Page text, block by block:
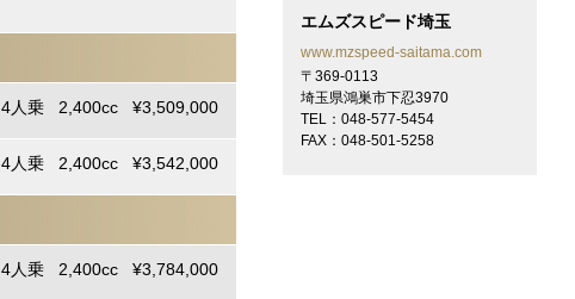
4人乗 2,400cc ¥3,509,000
4人乗 2,400cc ¥3,542,000
4人乗 2,400cc ¥3,784,000
エムズスピード埼玉
www.mzspeed-saitama.com
〒369-0113
埼玉県鴻巣市下忍3970
TEL：048-577-5454
FAX：048-501-5258